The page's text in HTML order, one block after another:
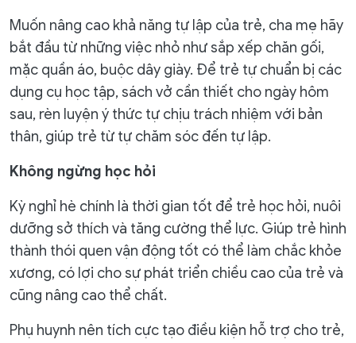
Muốn nâng cao khả năng tự lập của trẻ, cha mẹ hãy
bắt đầu từ những việc nhỏ như sắp xếp chăn gối,
mặc quần áo, buộc dây giày. Để trẻ tự chuẩn bị các
dụng cụ học tập, sách vở cần thiết cho ngày hôm
sau, rèn luyện ý thức tự chịu trách nhiệm với bản
thân, giúp trẻ từ tự chăm sóc đến tự lập.
Không ngừng học hỏi
Kỳ nghỉ hè chính là thời gian tốt để trẻ học hỏi, nuôi
dưỡng sở thích và tăng cường thể lực. Giúp trẻ hình
thành thói quen vận động tốt có thể làm chắc khỏe
xương, có lợi cho sự phát triển chiều cao của trẻ và
cũng nâng cao thể chất.
Phụ huynh nên tích cực tạo điều kiện hỗ trợ cho trẻ,